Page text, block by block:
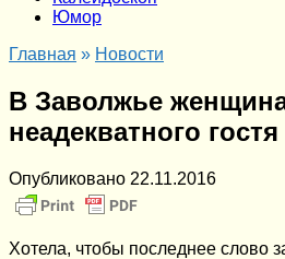
Юмор
Главная » Новости
В Заволжье
неадекватного гостя
Опубликовано 22.11.2016
Хотела, чтобы последнее слово